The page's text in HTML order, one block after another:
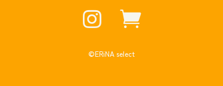
 
©︎ERiNA select